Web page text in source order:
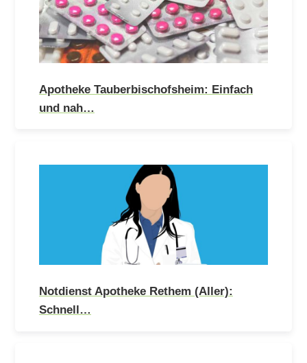
Apotheke Tauberbischofsheim: Einfach
und nah…
Notdienst Apotheke Rethem (Aller):
Schnell…